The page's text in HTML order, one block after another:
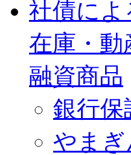
社債によ
在庫・動
融資商品
銀行保
やま